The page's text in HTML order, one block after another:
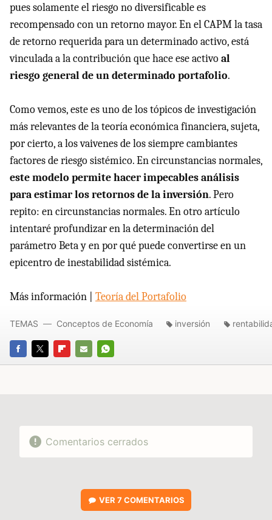
pues solamente el riesgo no diversificable es
recompensado con un retorno mayor. En elCAPMla tasa
de retorno requerida para un determinado activo, está
vinculada a la contribución que hace ese activoal
riesgo general de un determinado portafolio.
Como vemos, este es uno de los tópicos de investigación
más relevantes de la teoría económica financiera, sujeta,
por cierto, a los vaivenes de los siempre cambiantes
factores de riesgo sistémico. En circunstancias normales,
este modelo permite hacer impecables análisis
para estimar los retornos de la inversión. Pero
repito: en circunstancias normales. En otro artículo
intentaré profundizar en la determinación del
parámetro Beta y en por qué puede convertirse en un
epicentro de inestabilidad sistémica.
Más información | Teoría del Portafolio
FACEBOOK
TWITTERFLIPBOARD
E-
WHATSAPP
TEMAS Conceptos de Economía inversión
Comentarios cerrados
VER7 COMENTARIOS